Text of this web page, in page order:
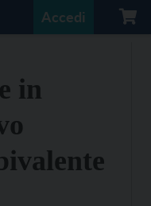
Accedi
in